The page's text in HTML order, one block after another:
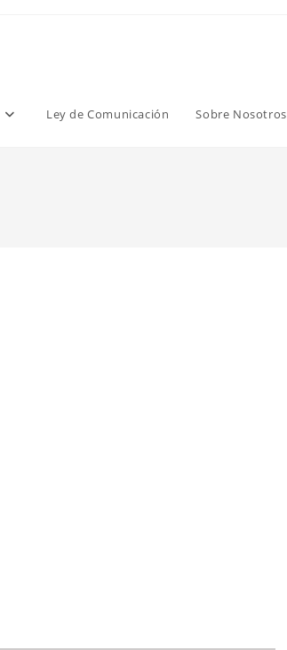
Ley de Comunicación Sobre Nosotros